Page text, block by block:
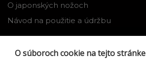
O japonských nožoch
Návod na použitie a údržbu
O súboroch cookie na tejto stránke